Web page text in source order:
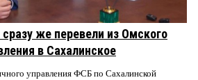
же перевели из Омского
в Сахалинское
управления ФСБ по Сахалинской